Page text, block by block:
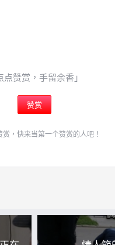
点赞赏，手留余香」
赞赏
赏，快来当第一个赞赏的人吧！